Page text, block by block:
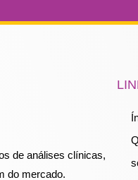
de análises clínicas,
do mercado.